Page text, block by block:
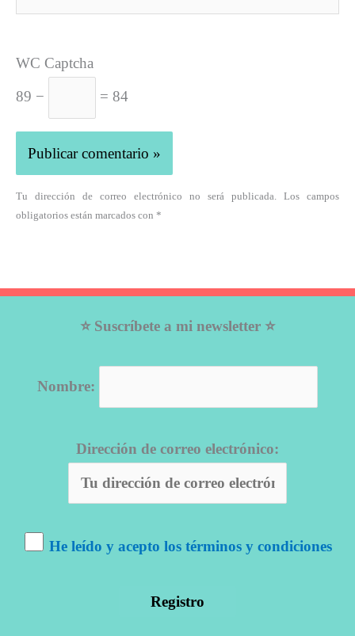
WC Captcha
89 −
= 84
Tu dirección de correo electrónico no será publicada. Los campos
obligatorios están marcados con *
⭐ Suscríbete a mi newsletter ⭐
Nombre:
Dirección de correo electrónico:
He leído y acepto los términos y condiciones